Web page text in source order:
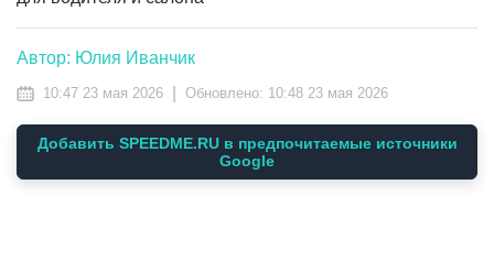
Автор: Юлия Иванчик
10:47 23 мая 2026 Обновлено: 10:48 23 мая 2026
Добавить SPEEDME.RU в предпочитаемые источники
Google